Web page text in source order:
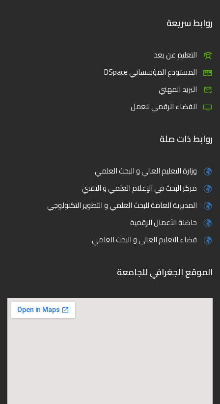
روابط سريعة
التعليم عن بعد
المستودع المؤسساتي DSpace
البريد المهني
الفضاء الرقمي للعمل
روابط ذات صلة
وزارة التعليم العالي و البحث العلمي
مركز البحث في الإعلام العلمي و التقني
المديرية العامة للبحث العلمي و التطوير التكنولوجي
حاضنة الأعمال الرقمية
فضاء التعليم العالي و البحث العلمي
الموقع الجغرافي للجامعة